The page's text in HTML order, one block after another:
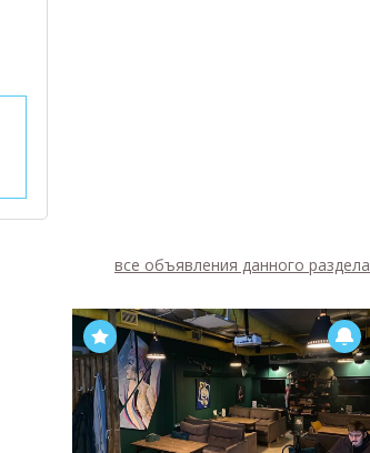
все объявления данного раздела